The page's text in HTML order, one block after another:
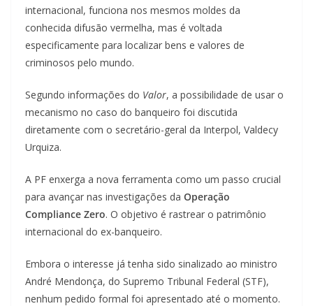
internacional, funciona nos mesmos moldes da
conhecida difusão vermelha, mas é voltada
especificamente para localizar bens e valores de
criminosos pelo mundo.
Segundo informações do Valor, a possibilidade de usar o
mecanismo no caso do banqueiro foi discutida
diretamente com o secretário-geral da Interpol, Valdecy
Urquiza.
A PF enxerga a nova ferramenta como um passo crucial
para avançar nas investigações da Operação
Compliance Zero. O objetivo é rastrear o patrimônio
internacional do ex-banqueiro.
Embora o interesse já tenha sido sinalizado ao ministro
André Mendonça, do Supremo Tribunal Federal (STF),
nenhum pedido formal foi apresentado até o momento.